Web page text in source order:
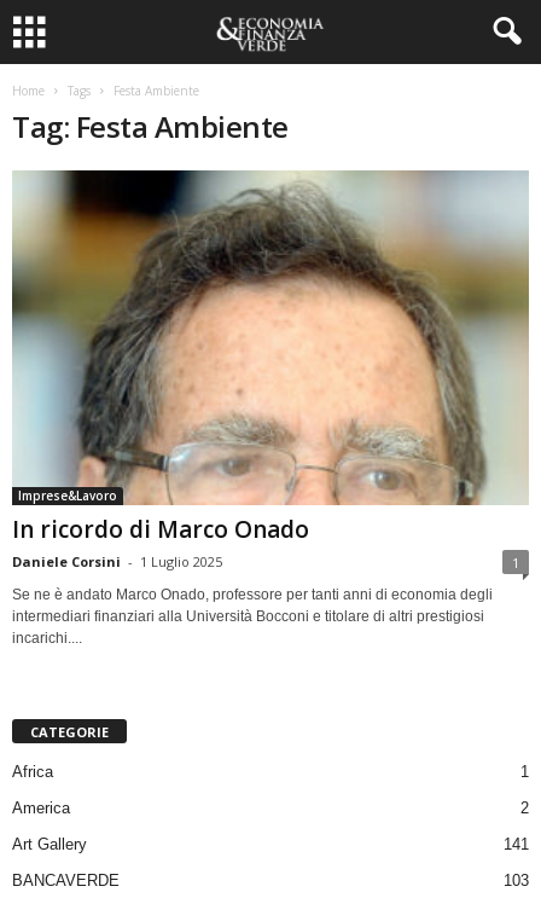
Home Tags Festa Ambiente
Tag: Festa Ambiente
Imprese&Lavoro
In ricordo di Marco Onado
Daniele Corsini - 1 Luglio 2025 1
Se ne è andato Marco Onado, professore per tanti anni di economia degli
intermediari finanziari alla Università Bocconi e titolare di altri prestigiosi
incarichi....
CATEGORIE
Africa
1
America
2
Art Gallery
141
BANCAVERDE
103